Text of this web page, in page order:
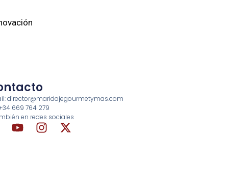
director@maridajegourmetymas.com
669 764 279
en redes sociales